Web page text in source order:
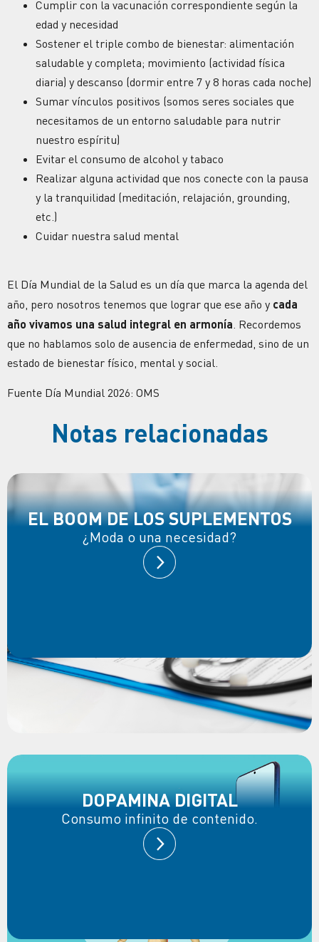
Cumplir con la vacunación correspondiente según la
edad y necesidad
Sostener el triple combo de bienestar: alimentación
saludable y completa; movimiento (actividad física
diaria) y descanso (dormir entre 7 y 8 horas cada noche)
Sumar vínculos positivos (somos seres sociales que
necesitamos de un entorno saludable para nutrir
nuestro espíritu)
Evitar el consumo de alcohol y tabaco
Realizar alguna actividad que nos conecte con la pausa
y la tranquilidad (meditación, relajación, grounding,
etc.)
Cuidar nuestra salud mental
El Día Mundial de la Salud es un día que marca la agenda del
año, pero nosotros tenemos que lograr que ese año y cada
año vivamos una salud integral en armonía. Recordemos
que no hablamos solo de ausencia de enfermedad, sino de un
estado de bienestar físico, mental y social.
Fuente Día Mundial 2026: OMS
Notas relacionadas
EL BOOM DE LOS SUPLEMENTOS
¿Moda o una necesidad?
DOPAMINA DIGITAL
Consumo infinito de contenido.